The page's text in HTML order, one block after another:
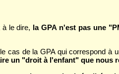
le dire, la GPA n'est pas une
cas de la GPA qui correspond
un "droit à l'enfant" que nous